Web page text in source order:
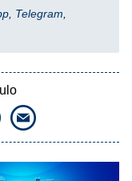
, Telegram,